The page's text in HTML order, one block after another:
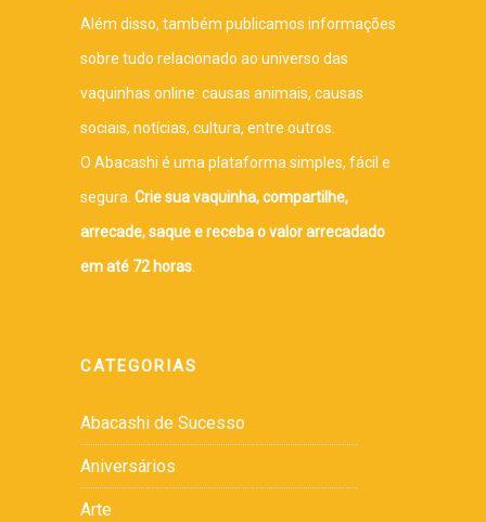
Além disso, também publicamos informações
sobre tudo relacionado ao universo das
vaquinhas online: causas animais, causas
sociais, notícias, cultura, entre outros.
O Abacashi é uma plataforma simples, fácil e
segura. Crie sua vaquinha, compartilhe,
arrecade, saque e receba o valor arrecadado
em até 72 horas.
CATEGORIAS
Abacashi de Sucesso
Aniversários
Arte